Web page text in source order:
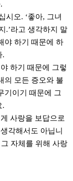
시오. ‘좋아, 그녀
.’라고 생각하지 말
야 하기 때문에 하
.
하기 때문에 그렇
의 모든 증오와 불
기이기 때문에 그
.
사랑을 보답으로
각해서도 아닙니
자체를 위해 사랑